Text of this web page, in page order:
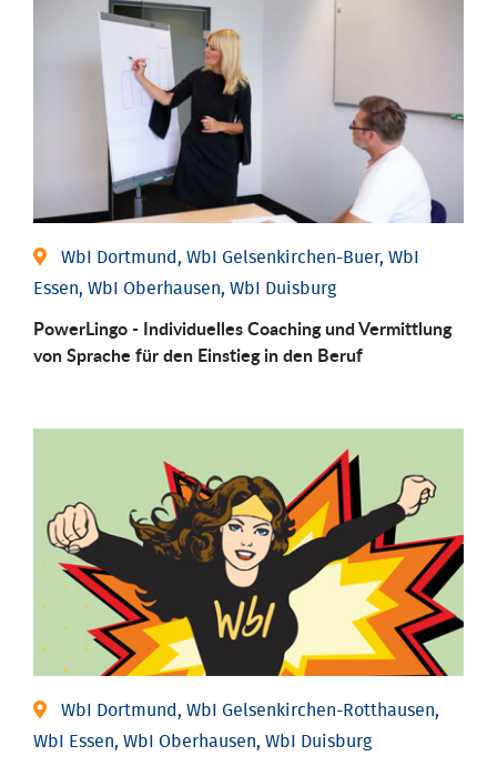
WbI Dortmund, WbI Gelsenkirchen-Buer, WbI
Essen, WbI Oberhausen, WbI Duisburg
PowerLingo - Individuelles Coaching und Vermittlung
von Sprache für den Einstieg in den Beruf
WbI Dortmund, WbI Gelsenkirchen-Rotthausen,
WbI Essen, WbI Oberhausen, WbI Duisburg